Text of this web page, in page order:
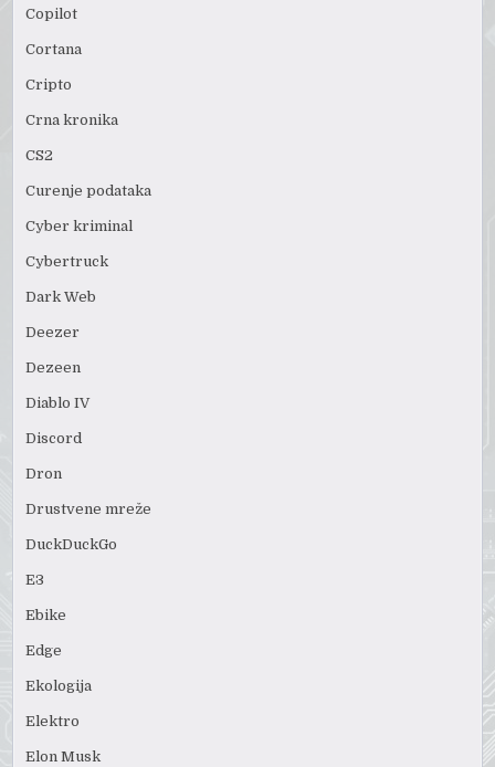
Copilot
Cortana
Cripto
Crna kronika
CS2
Curenje podataka
Cyber kriminal
Cybertruck
Dark Web
Deezer
Dezeen
Diablo IV
Discord
Dron
Drustvene mreže
DuckDuckGo
E3
Ebike
Edge
Ekologija
Elektro
Elon Musk